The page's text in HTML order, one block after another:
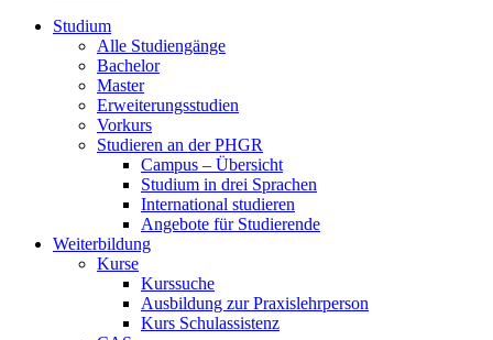
Studium
Alle Studiengänge
Bachelor
Master
Erweiterungsstudien
Vorkurs
Studieren an der PHGR
Campus – Übersicht
Studium in drei Sprachen
International studieren
Angebote für Studierende
Weiterbildung
Kurse
Kurssuche
Ausbildung zur Praxislehrperson
Kurs Schulassistenz